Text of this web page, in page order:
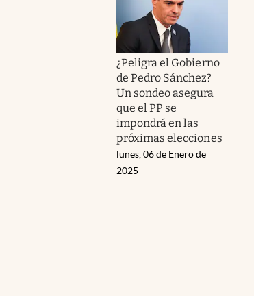
¿Peligra el Gobierno
de Pedro Sánchez?
Un sondeo asegura
que el PP se
impondrá en las
próximas elecciones
lunes, 06 de Enero de
2025